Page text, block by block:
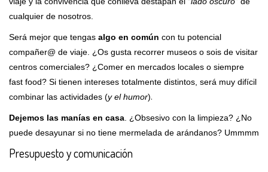
cualquier de nosotros.
Será mejor que tengas algo en común con tu potencial
compañer@ de viaje. ¿Os gusta recorrer museos o sois de visitar
centros comerciales? ¿Comer en mercados locales o siempre
fast food? Si tienen intereses totalmente distintos, será muy difícil
combinar las actividades (y el humor).
Dejemos las manías en casa. ¿Obsesivo con la limpieza? ¿No
puede desayunar si no tiene mermelada de arándanos? Ummmm
Presupuesto y comunicación